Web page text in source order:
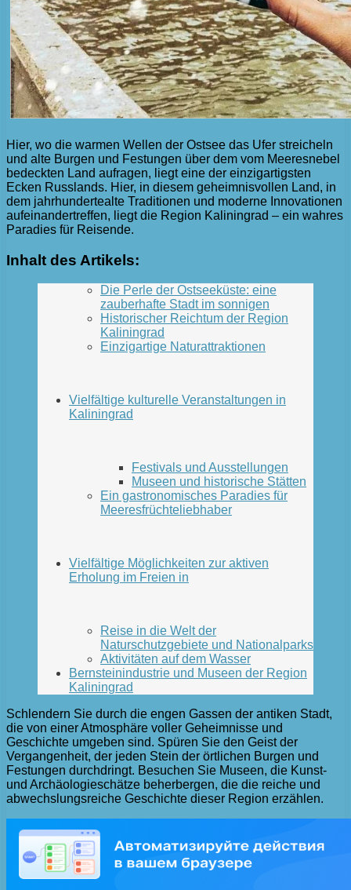
Hier, wo die warmen Wellen der Ostsee das Ufer streicheln
und alte Burgen und Festungen über dem vom Meeresnebel
bedeckten Land aufragen, liegt eine der einzigartigsten
Ecken Russlands. Hier, in diesem geheimnisvollen Land, in
dem jahrhundertealte Traditionen und moderne Innovationen
aufeinandertreffen, liegt die Region Kaliningrad – ein wahres
Paradies für Reisende.
Inhalt des Artikels:
Die Perle der Ostseeküste: eine
zauberhafte Stadt im sonnigen
Historischer Reichtum der Region
Kaliningrad
Einzigartige Naturattraktionen
Vielfältige kulturelle Veranstaltungen in
Kaliningrad
Festivals und Ausstellungen
Museen und historische Stätten
Ein gastronomisches Paradies für
Meeresfrüchteliebhaber
Vielfältige Möglichkeiten zur aktiven
Erholung im Freien in
Reise in die Welt der
Naturschutzgebiete und Nationalparks
Aktivitäten auf dem Wasser
Bernsteinindustrie und Museen der Region
Kaliningrad
Schlendern Sie durch die engen Gassen der antiken Stadt,
die von einer Atmosphäre voller Geheimnisse und
Geschichte umgeben sind. Spüren Sie den Geist der
Vergangenheit, der jeden Stein der örtlichen Burgen und
Festungen durchdringt. Besuchen Sie Museen, die Kunst-
und Archäologieschätze beherbergen, die die reiche und
abwechslungsreiche Geschichte dieser Region erzählen.